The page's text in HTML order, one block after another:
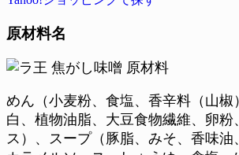
原材料名
めん（小麦粉、食塩、香辛料（山椒
白、植物油脂、大豆食物繊維、卵粉
ス）、スープ（豚脂、みそ、香味油